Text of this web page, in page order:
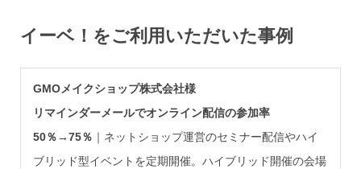
イーベ！をご利用いただいた事例
GMOメイクショップ株式会社様
リマインダーメールでオンライン配信の参加率
50％→75％ ｜ネットショップ運営のセミナー配信やハイ
ブリッド型イベントを定期開催。ハイブリッド開催の会場